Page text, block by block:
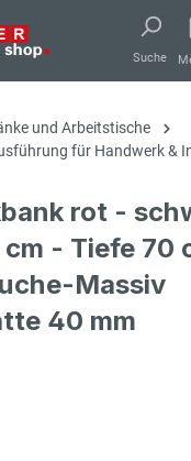
Suche
und Arbeitstische
für Handwerk &
rot -
cm - Tiefe 70
Massiv
40 mm